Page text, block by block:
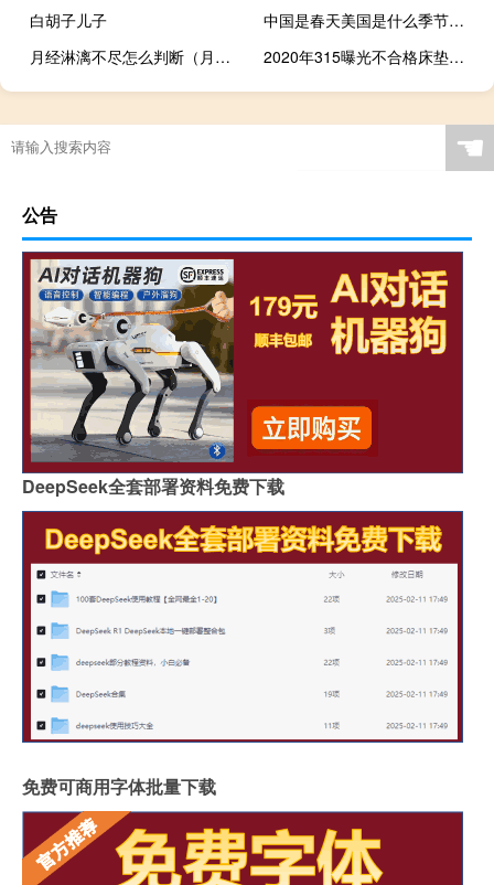
白胡子儿子
中国是春天美国是什么季节（都是北半球国家）
月经淋漓不尽怎么判断（月经淋漓不尽怎么调理）
2020年315曝光不合格床垫（315曝光不合格床垫名单）
☚
公告
DeepSeek全套部署资料免费下载
免费可商用字体批量下载